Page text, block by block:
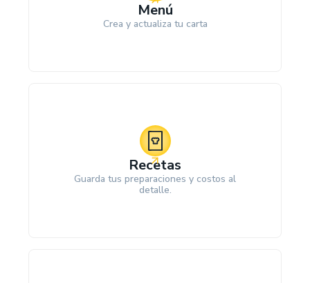
Menú
Crea y actualiza tu carta
Recetas
Guarda tus preparaciones y costos al
detalle.